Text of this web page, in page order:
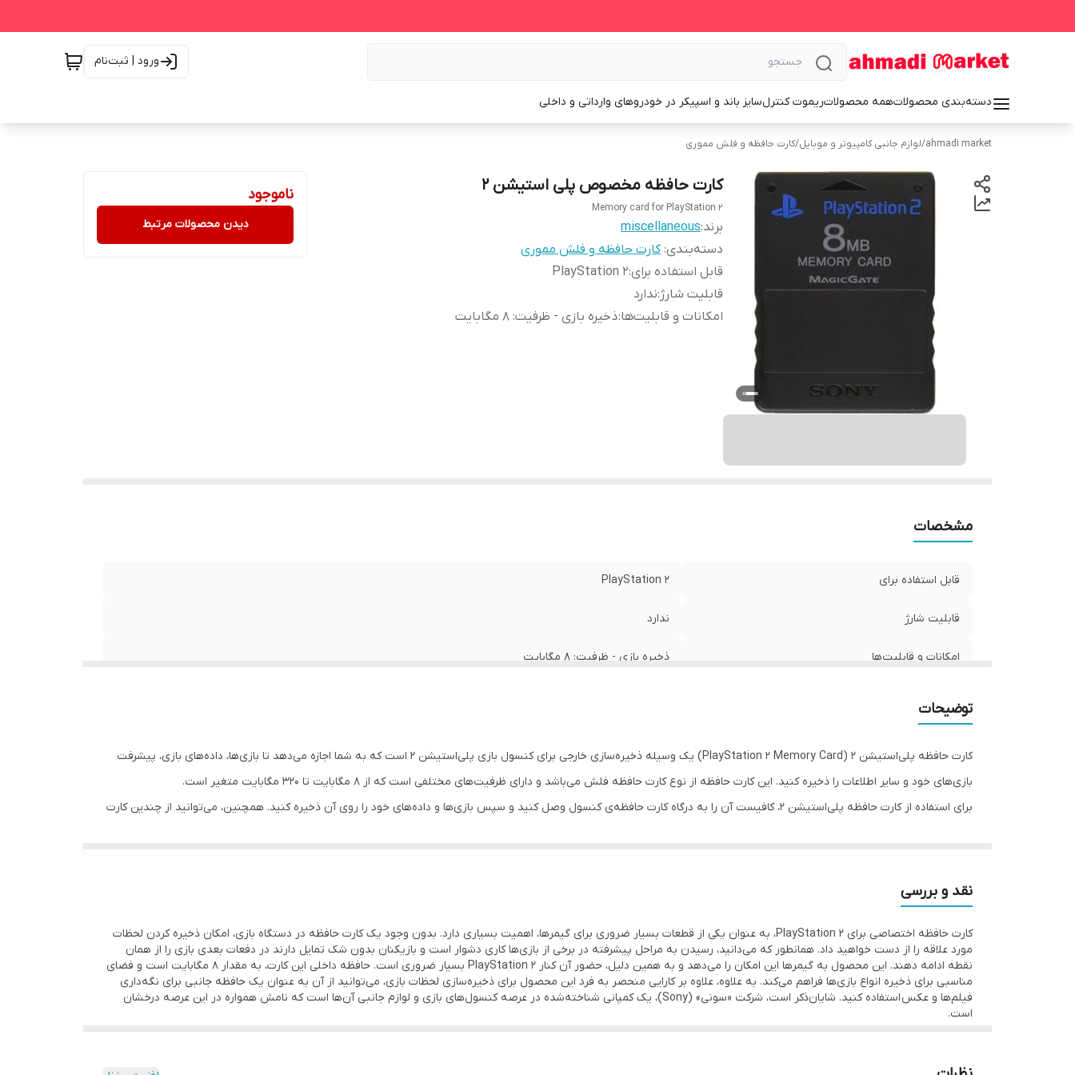
ورود | ثبت‌نام
دسته‌بندی محصولاتهمه محصولاتریموت کنترلسایز باند و اسپیکر در خودروهای وارداتی و داخلی
ahmadi market
/لوازم جانبی کامپیوتر و موبایل/کارت حافظه و فلش مموری
کارت حافظه مخصوص پلی استیشن 2
Memory card for PlayStation 2
برند:miscellaneous
دسته‌بندی:کارت حافظه و فلش مموری
قابل استفاده برای:PlayStation ۲
قابلیت شارژ:ندارد
امکانات و قابلیت‌ها:ذخیره بازی - ظرفیت: ۸ مگابایت
ناموجود
دیدن محصولات مرتبط
مشخصات
قابل استفاده برای PlayStation ۲
قابلیت شارژ ندارد
امکانات و قابلیت‌ها ذخیره بازی - ظرفیت: ۸ مگابایت
توضیحات
کارت حافظه پلی‌استیشن ۲ (PlayStation 2 Memory Card) یک وسیله ذخیره‌سازی خارجی برای کنسول بازی پلی‌استیشن ۲ است که به شما اجازه می‌دهد تا بازی‌ها، داده‌های بازی، پیشرفت
بازی‌های خود و سایر اطلاعات را ذخیره کنید. این کارت حافظه از نوع کارت حافظه فلش می‌باشد و دارای ظرفیت‌های مختلفی است که از ۸ مگابایت تا ۳۲۰ مگابایت متغیر است.
برای استفاده از کارت حافظه پلی‌استیشن ۲، کافیست آن را به درگاه کارت حافظه‌ی کنسول وصل کنید و سپس بازی‌ها و داده‌های خود را روی آن ذخیره کنید. همچنین، می‌توانید از چندین کارت
دوستان خود به اشتراک بگذارید.
همچنین، با استفاده از کارت حافظه پلی‌استیشن ۲ می‌توانید بازی‌های خود را ضبط کنید و در آینده از آن‌ها استفاده کنید.
نقد و بررسی
کارت حافظه اختصاصی برای PlayStation 2، به عنوان یکی از قطعات بسیار ضروری برای گیمرها، اهمیت بسیاری دارد. بدون وجود یک کارت حافظه در دستگاه بازی، امکان ذخیره کردن لحظات
مورد علاقه را از دست خواهید داد. همانطور که می‌دانید، رسیدن به مراحل پیشرفته در برخی از بازی‌ها کاری دشوار است و بازیکنان بدون شک تمایل دارند در دفعات بعدی بازی را از همان
نقطه ادامه دهند. این محصول به گیمرها این امکان را می‌دهد و به همین دلیل، حضور آن کنار PlayStation 2 بسیار ضروری است. حافظه داخلی این کارت، به مقدار 8 مگابایت است و فضای
مناسبی برای ذخیره انواع بازی‌ها فراهم می‌کند. به علاوه، علاوه بر کارایی منحصر به فرد این محصول برای ذخیره‌سازی لحظات بازی، می‌توانید از آن به عنوان یک حافظه جانبی برای نگه‌داری
فیلم‌ها و عکس‌ استفاده کنید. شایان‌ذکر است، شرکت «سونی» (Sony)، یک کمپانی شناخته‌شده در عرصه کنسول‌های بازی و لوازم جانبی آن‌ها است که نامش همواره در این عرصه درخشان
است.